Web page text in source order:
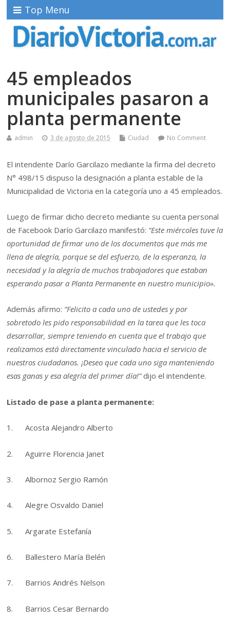
Top Menu
45 empleados
municipales pasaron a
planta permanente
admin 3 de agosto de 2015 Ciudad No Comment
El intendente Darío Garcilazo mediante la firma del decreto
N° 498/15 dispuso la designación a planta estable de la
Municipalidad de Victoria en la categoría uno a 45 empleados.
Luego de firmar dicho decreto mediante su cuenta personal
de Facebook Darío Garcilazo manifestó: “Este miércoles tuve la
oportunidad de firmar uno de los documentos que más me
llena de alegría, porque se del esfuerzo, de la esperanza, la
necesidad y la alegría de muchos trabajadores que estaban
esperando pasar a Planta Permanente en nuestro municipio».
Además afirmo: “Felicito a cada uno de ustedes y por
sobretodo les pido responsabilidad en la tarea que les toca
desarrollar, siempre teniendo en cuenta que el trabajo que
realizamos está directamente vinculado hacia el servicio de
nuestros ciudadanos. ¡Deseo que cada uno siga manteniendo
esas ganas y esa alegría del primer día!”dijo el intendente.
Listado de pase a planta permanente:
1. Acosta Alejandro Alberto
2. Aguirre Florencia Janet
3. Albornoz Sergio Ramón
4. Alegre Osvaldo Daniel
5. Argarate Estefanía
6. Ballestero María Belén
7. Barrios Andrés Nelson
8. Barrios Cesar Bernardo